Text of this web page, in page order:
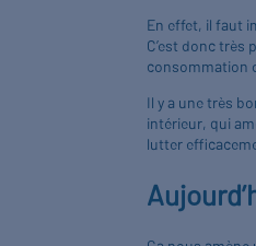
En effet, il faut
C’est donc très
consommation
Il y a une très
intérieur, qui
lutter